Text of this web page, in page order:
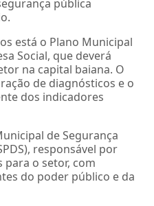
pública
está o Plano Municipal
Social, que deverá
na capital baiana. O
de diagnósticos e o
dos indicadores
de Segurança
responsável por
o setor, com
do poder público e da